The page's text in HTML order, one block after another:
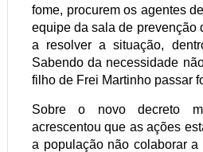
fome, procurem os agentes
equipe da sala de prevenção
a resolver a situação,
Sabendo da necessidade
filho de Frei Martinho passar
Sobre o novo decreto
acrescentou que as ações
a população não colaborar a